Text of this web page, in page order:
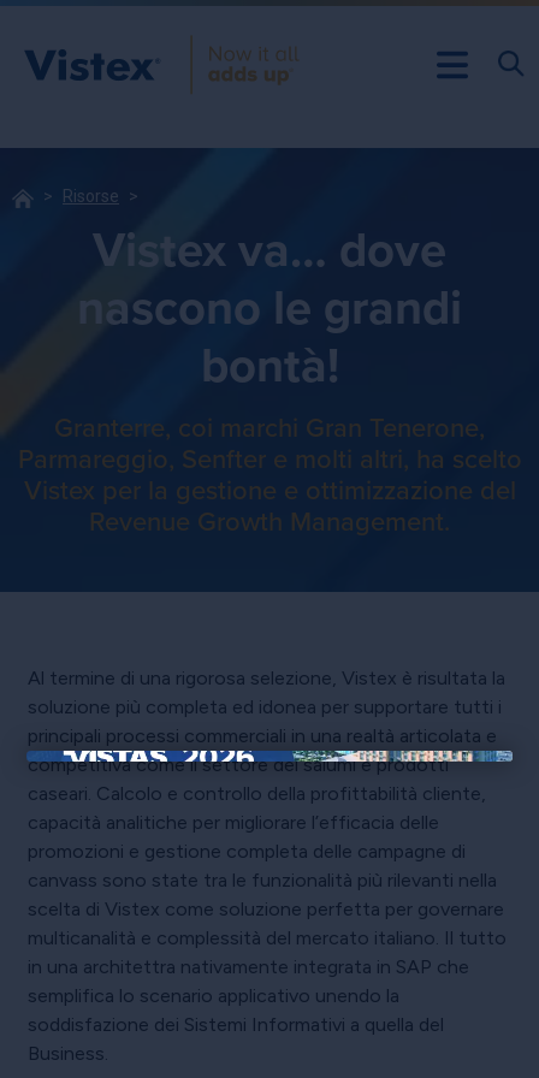
×
Risorse
Vistex va… dove
nascono le grandi
bontà!
Granterre, coi marchi Gran Tenerone,
Parmareggio, Senfter e molti altri, ha scelto
Vistex per la gestione e ottimizzazione del
Revenue Growth Management.
Al termine di una rigorosa selezione, Vistex è risultata la
soluzione più completa ed idonea per supportare tutti i
principali processi commerciali in una realtà articolata e
competitiva come il settore dei salumi e prodotti
caseari. Calcolo e controllo della profittabilità cliente,
capacità analitiche per migliorare l’efficacia delle
promozioni e gestione completa delle campagne di
canvass sono state tra le funzionalità più rilevanti nella
scelta di Vistex come soluzione perfetta per governare
multicanalità e complessità del mercato italiano. Il tutto
in una architettra nativamente integrata in SAP che
semplifica lo scenario applicativo unendo la
soddisfazione dei Sistemi Informativi a quella del
Business.